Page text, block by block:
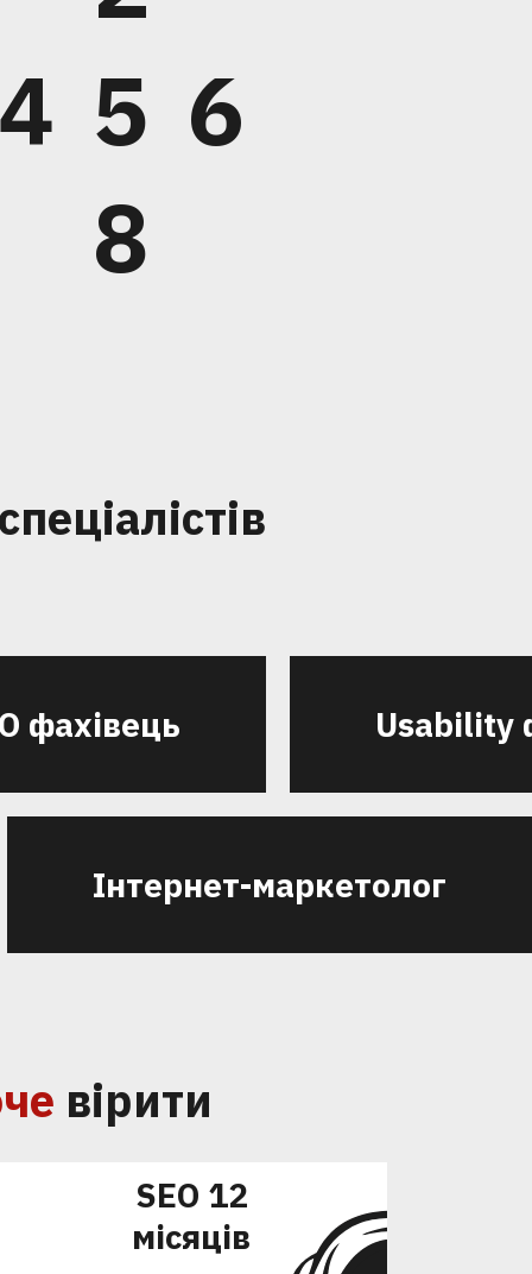
5 6
8
фахівець Usability
Інтернет-маркетолог
вірити
SEO 12
місяців